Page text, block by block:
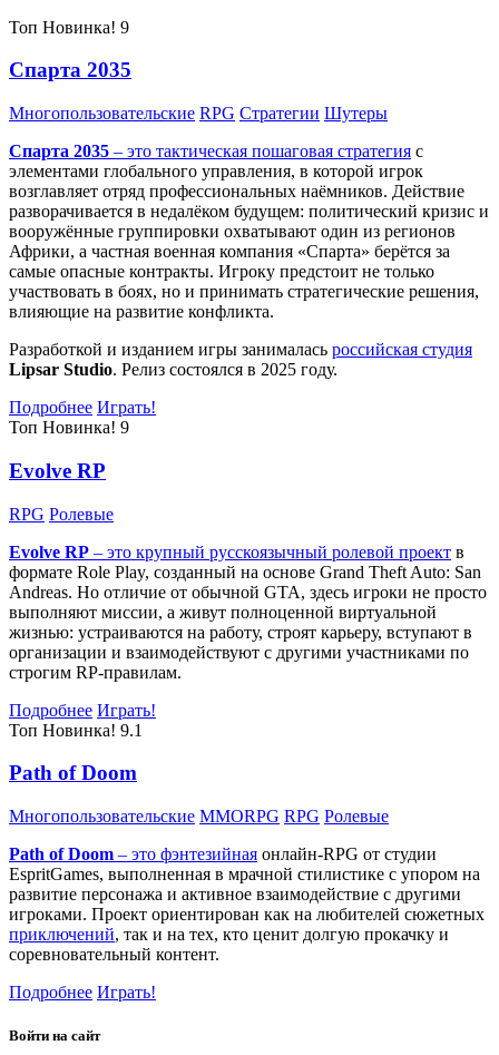
Топ Новинка! 9
Спарта 2035
Многопользовательские RPG Стратегии Шутеры
Спарта 2035 – это тактическая пошаговая стратегия с
элементами глобального управления, в которой игрок
возглавляет отряд профессиональных наёмников. Действие
разворачивается в недалёком будущем: политический кризис и
вооружённые группировки охватывают один из регионов
Африки, а частная военная компания «Спарта» берётся за
самые опасные контракты. Игроку предстоит не только
участвовать в боях, но и принимать стратегические решения,
влияющие на развитие конфликта.
Разработкой и изданием игры занималась российская студия
Lipsar Studio. Релиз состоялся в 2025 году.
Подробнее Играть!
Топ Новинка! 9
Evolve RP
RPG Ролевые
Evolve RP – это крупный русскоязычный ролевой проект в
формате Role Play, созданный на основе Grand Theft Auto: San
Andreas. Но отличие от обычной GTA, здесь игроки не просто
выполняют миссии, а живут полноценной виртуальной
жизнью: устраиваются на работу, строят карьеру, вступают в
организации и взаимодействуют с другими участниками по
строгим RP-правилам.
Подробнее Играть!
Топ Новинка! 9.1
Path of Doom
Многопользовательские MMORPG RPG Ролевые
Path of Doom – это фэнтезийная онлайн-RPG от студии
EspritGames, выполненная в мрачной стилистике с упором на
развитие персонажа и активное взаимодействие с другими
игроками. Проект ориентирован как на любителей сюжетных
приключений, так и на тех, кто ценит долгую прокачку и
соревновательный контент.
Подробнее Играть!
Войти на сайт